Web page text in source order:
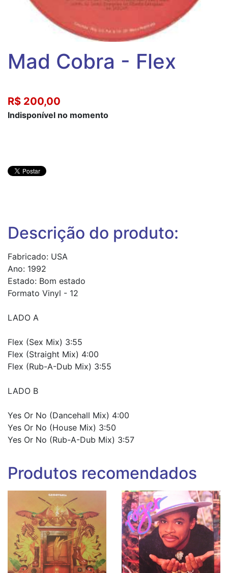
Mad Cobra - Flex
R$ 200,00
Indisponível no momento
Descrição do produto:
Fabricado: USA
Ano: 1992
Estado: Bom estado
Formato Vinyl - 12
LADO A
Flex (Sex Mix) 3:55
Flex (Straight Mix) 4:00
Flex (Rub-A-Dub Mix) 3:55
LADO B
Yes Or No (Dancehall Mix) 4:00
Yes Or No (House Mix) 3:50
Yes Or No (Rub-A-Dub Mix) 3:57
Produtos recomendados